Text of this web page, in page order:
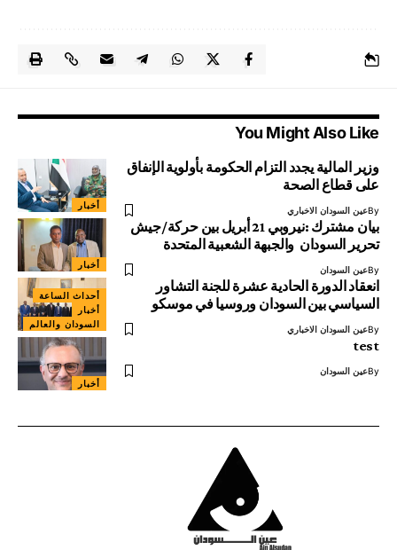
You Might Also Like
أخبار
وزير المالية يجدد التزام الحكومة بأولوية الإنفاق
على قطاع الصحة
Byعين السودان الاخباري
أخبار
بيان مشترك :نيروبي 21 أبريل بين حركة/جيش
تحرير السودان والجبهة الشعبية المتحدة
Byعين السودان
أحداث الساعة
أخبار
السودان والعالم
انعقاد الدورة الحادية عشرة للجنة التشاور
السياسي بين السودان وروسيا في موسكو
Byعين السودان الاخباري
أخبار
test
Byعين السودان